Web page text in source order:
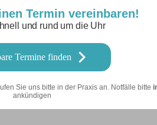
Termin vereinbaren!
und rund um die Uhr
Termine finden
Sie uns bitte in der Praxis an. Notfälle bitte
ankündigen